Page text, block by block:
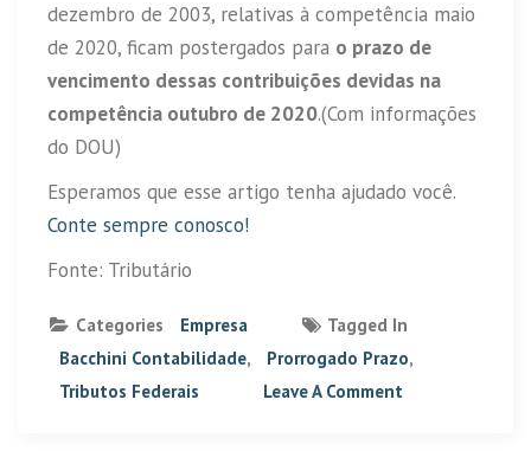
dezembro de 2003, relativas à competência maio
de 2020, ficam postergados para o prazo de
vencimento dessas contribuições devidas na
competência outubro de 2020.(Com informações
do DOU)
Esperamos que esse artigo tenha ajudado você.
Conte sempre conosco!
Fonte: Tributário
Categories Empresa
Tagged In
Bacchini Contabilidade, Prorrogado Prazo,
Tributos Federais
Leave A Comment